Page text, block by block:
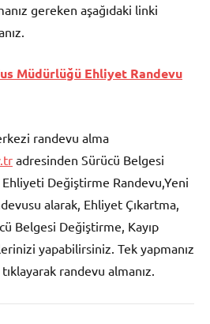
gereken aşağıdaki linki
Müdürlüğü Ehliyet Randevu
randevu alma
adresinden Sürücü Belgesi
Değiştirme Randevu,Yeni
alarak, Ehliyet Çıkartma,
Belgesi Değiştirme, Kayıp
yapabilirsiniz. Tek yapmanız
randevu almanız.